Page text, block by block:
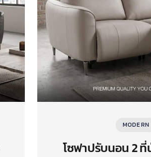
MODERN
โซฟาปรับนอน 2 ที่